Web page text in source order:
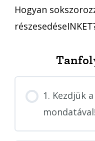
Hogyan
1. Kezdjük
mondatával!